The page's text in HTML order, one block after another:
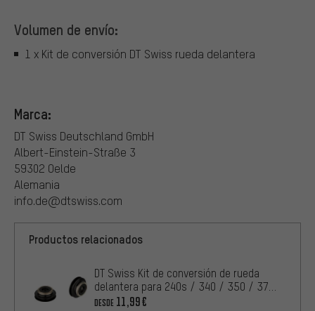
Volumen de envío:
1 x Kit de conversión DT Swiss rueda delantera
Marca:
DT Swiss Deutschland GmbH
Albert-Einstein-Straße 3
59302 Oelde
Alemania
info.de@dtswiss.com
Productos relacionados
DT Swiss Kit de conversión de rueda
delantera para 240s / 340 / 350 / 370
/ 440
DESDE 11,99€